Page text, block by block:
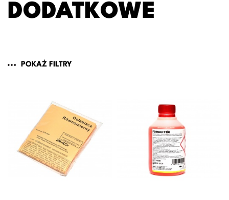
DODATKOWE
POKAŻ FILTRY